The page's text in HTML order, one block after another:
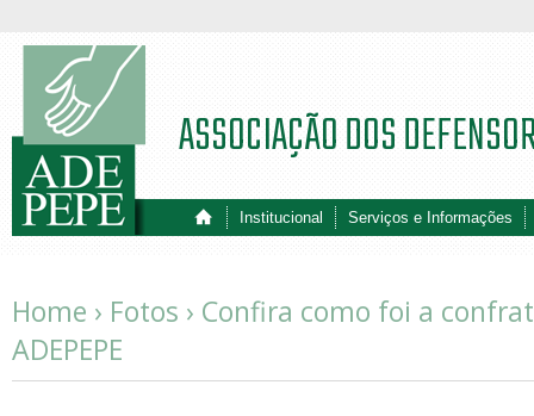
Institucional Serviços e Informações
ASSOCIAÇÃO DOS
Home › Fotos › Confira como foi a
ADEPEPE